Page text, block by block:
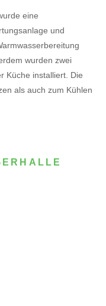
eine
und
wurden zwei
Küche installiert. Die
als auch zum Kühlen